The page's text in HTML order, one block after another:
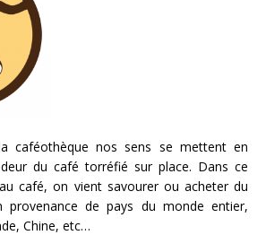
caféothèque nos sens se mettent en
du café torréfié sur place. Dans ce
café, on vient savourer ou acheter du
provenance de pays du monde entier,
Chine, etc…